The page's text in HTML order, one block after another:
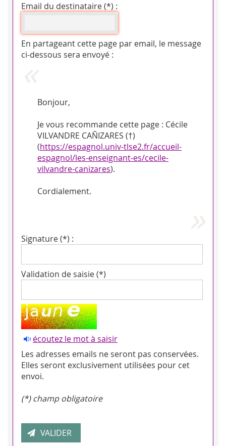
Email du destinataire (*) :
En partageant cette page par email, le message
ci-dessous sera envoyé :
Bonjour,
Je vous recommande cette page : Cécile
VILVANDRE CAÑIZARES (†)
(https://espagnol.univ-tlse2.fr/accueil-
espagnol/les-enseignant-es/cecile-
vilvandre-canizares).
Cordialement.
Signature (*) :
Validation de saisie (*)
écoutez le mot à saisir
Les adresses emails ne seront pas conservées.
Elles seront exclusivement utilisées pour cet
envoi.
(*) champ obligatoire